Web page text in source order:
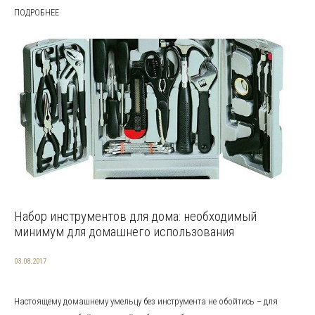
ПОДРОБНЕЕ
Набор инструментов для дома: необходимый
минимум для домашнего использования
03.08.2017
Настоящему домашнему умельцу без инструмента не обойтись – для